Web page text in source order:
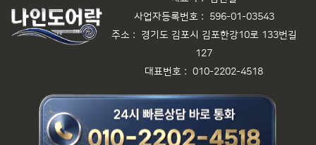
사업자등록번호 :
596-01-03543
주소 :
경기도 김포시 김포한강10로 133번길
127
대표번호 : 010-2202-4518